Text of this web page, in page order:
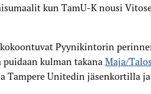
kun TamU-K nousi
Pyynikintorin
kulman takana Maja/
Tampere Unitedin jäsenkortilla